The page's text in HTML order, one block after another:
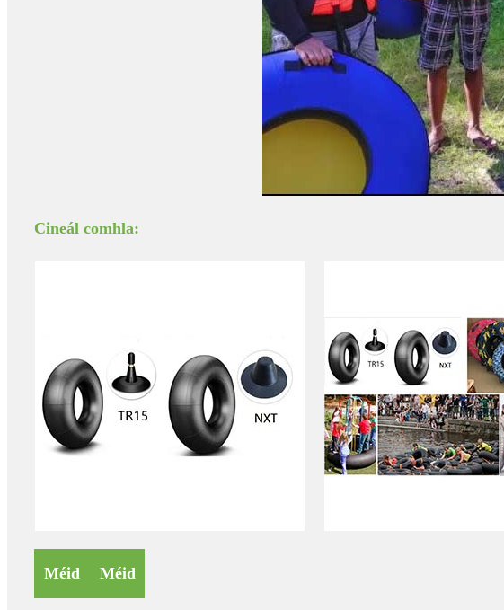
Cineál comhla:
Méid Méid